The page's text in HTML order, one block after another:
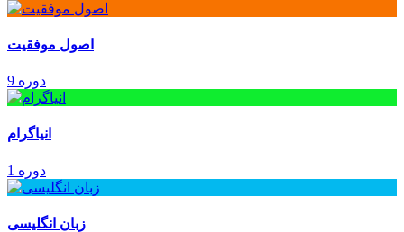
اصول موفقیت
9 دوره
انیاگرام
1 دوره
زبان انگلیسی